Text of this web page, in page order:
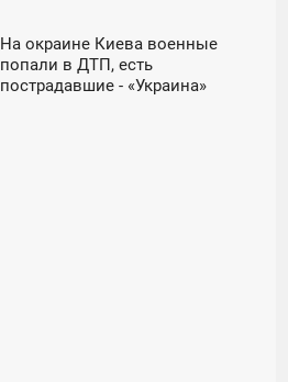
На окраине Киева военные
попали в ДТП, есть
пострадавшие - «Украина»